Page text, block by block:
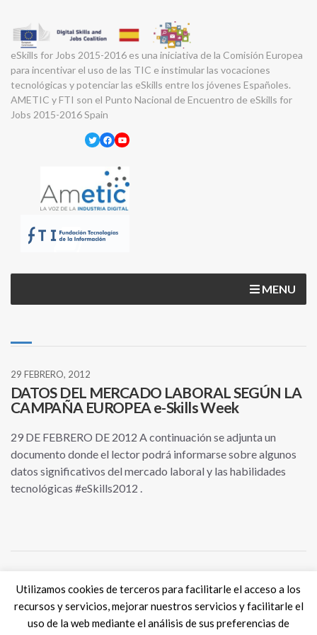
eSkills for Jobs 2015-2016 es una iniciativa de la Comisión Europea
para incentivar el uso de las TIC e instimular las vocaciones
tecnológicas y potenciar las eSkills entre los jóvenes Españoles.
AMETIC y FTI son el Punto Nacional de Encuentro de eSkills for
Jobs 2015-2016 Spain
Twitter
Facebook
YouTube
MENU
29 FEBRERO, 2012
DATOS DEL MERCADO LABORAL SEGÚN LA
CAMPAÑA EUROPEA e-Skills Week
29 DE FEBRERO DE 2012 A continuación se adjunta un
documento donde el lector podrá informarse sobre algunos
datos significativos del mercado laboral y las habilidades
tecnológicas #eSkills2012 .
Tweets por @eSkills4Jobs
Utilizamos cookies de terceros para facilitarle el acceso a los
recursos y servicios, mejorar nuestros servicios y facilitarle el
uso de la web mediante el análisis de sus preferencias de